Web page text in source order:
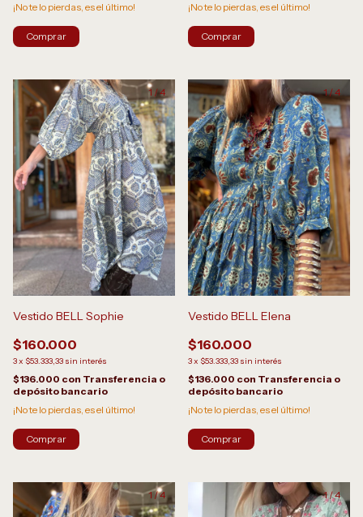
¡No te lo pierdas, es el último!
¡No te lo pierdas, es el último!
Comprar
1 /4
Vestido BELL Sophie
$160.000
3x $53.333,33 sin interés
$136.000 con Transferencia o
depósito bancario
¡No te lo pierdas, es el último!
Comprar
1/4
Vestido BELL Elena
$160.000
3x $53.333,33 sin interés
$136.000 con Transferencia o
depósito bancario
¡No te lo pierdas, es el último!
Comprar
1/4 1/4